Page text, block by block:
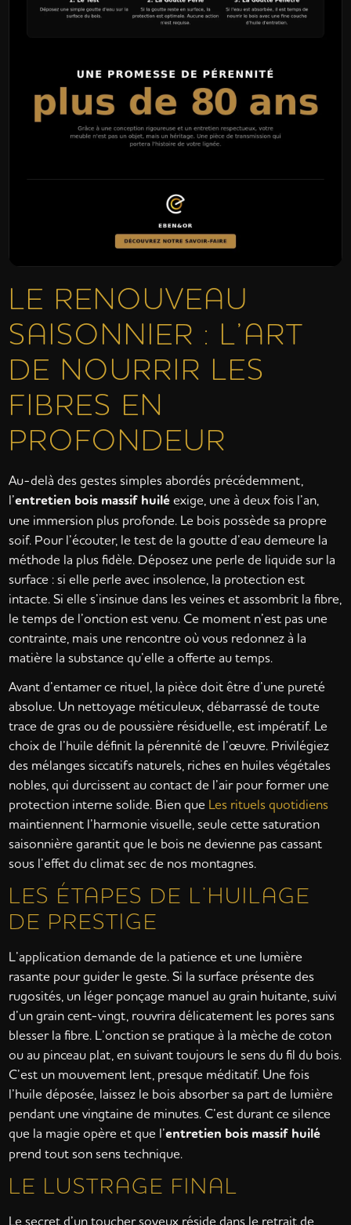
LE RENOUVEAU
SAISONNIER : L’ART
DE NOURRIR LES
FIBRES EN
PROFONDEUR
Au-delà des gestes simples abordés précédemment,
l’entretien bois massif huiléexige, une à deux fois l’an,
une immersion plus profonde. Le bois possède sa propre
soif. Pour l’écouter, le test de la goutte d’eau demeure la
méthode la plus fidèle. Déposez une perle de liquide sur la
surface : si elle perle avec insolence, la protection est
intacte. Si elle s’insinue dans les veines et assombrit la fibre,
le temps de l’onction est venu. Ce moment n’est pas une
contrainte, mais une rencontre où vous redonnez à la
matière la substance qu’elle a offerte au temps.
Avant d’entamer ce rituel, la pièce doit être d’une pureté
absolue. Un nettoyage méticuleux, débarrassé de toute
trace de gras ou de poussière résiduelle, est impératif. Le
choix de l’huile définit la pérennité de l’œuvre. Privilégiez
des mélanges siccatifs naturels, riches en huiles végétales
nobles, qui durcissent au contact de l’air pour former une
protection interne solide. Bien que Les rituels quotidiens
maintiennent l’harmonie visuelle, seule cette saturation
saisonnière garantit que le bois ne devienne pas cassant
sous l’effet du climat sec de nos montagnes.
LES ÉTAPES DE L’HUILAGE
DE PRESTIGE
L’application demande de la patience et une lumière
rasante pour guider le geste. Si la surface présente des
rugosités, un léger ponçage manuel au grain huitante, suivi
d’un grain cent-vingt, rouvrira délicatement les pores sans
blesser la fibre. L’onction se pratique à la mèche de coton
ou au pinceau plat, en suivant toujours le sens du fil du bois.
C’est un mouvement lent, presque méditatif. Une fois
l’huile déposée, laissez le bois absorber sa part de lumière
pendant une vingtaine de minutes. C’est durant ce silence
que la magie opère et que l’entretien bois massif huilé
prend tout son sens technique.
LE LUSTRAGE FINAL
Le secret d’un toucher soyeux réside dans le retrait de